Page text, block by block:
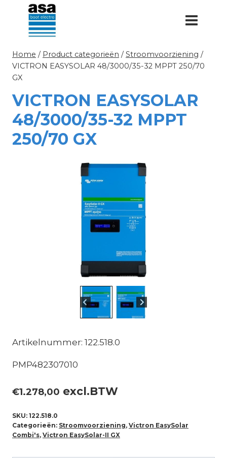
Doorgaan
inhoud
Home / Product categorieën / Stroomvoorziening /
VICTRON EASYSOLAR 48/3000/35-32 MPPT 250/70
GX
VICTRON EASYSOLAR
48/3000/35-32 MPPT
250/70 GX
Artikelnummer: 122.518.0
PMP482307010
€1.278,00 excl.BTW
SKU: 122.518.0
Categorieën: Stroomvoorziening, Victron EasySolar
Combi's, Victron EasySolar-II GX